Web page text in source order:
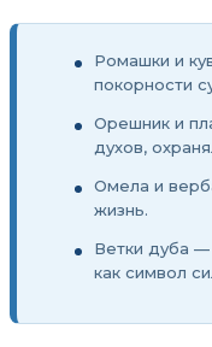
Ромашки и
покорности
Орешник и
духов,
Омела и
жизнь.
Ветки дуба
как символ